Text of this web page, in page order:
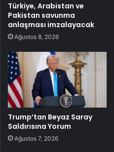
Türkiye, Arabistan ve
Pakistan savunma
anlaşması imzalayacak
Ağustos 8, 2026
Trump’tan Beyaz Saray
Saldırısına Yorum
Ağustos 7, 2026